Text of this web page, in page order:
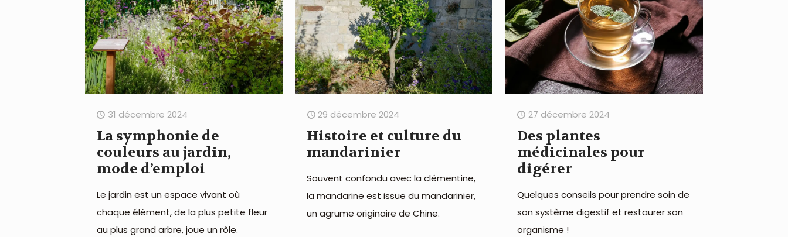
31 décembre 2024
La symphonie de
couleurs au jardin,
mode d’emploi
Le jardin est un espace vivant où
chaque élément, de la plus petite fleur
au plus grand arbre, joue un rôle.
29 décembre 2024
Histoire et culture du
mandarinier
Souvent confondu avec la clémentine,
la mandarine est issue du mandarinier,
un agrume originaire de Chine.
27 décembre 2024
Des plantes
médicinales pour
digérer
Quelques conseils pour prendre soin de
son système digestif et restaurer son
organisme !